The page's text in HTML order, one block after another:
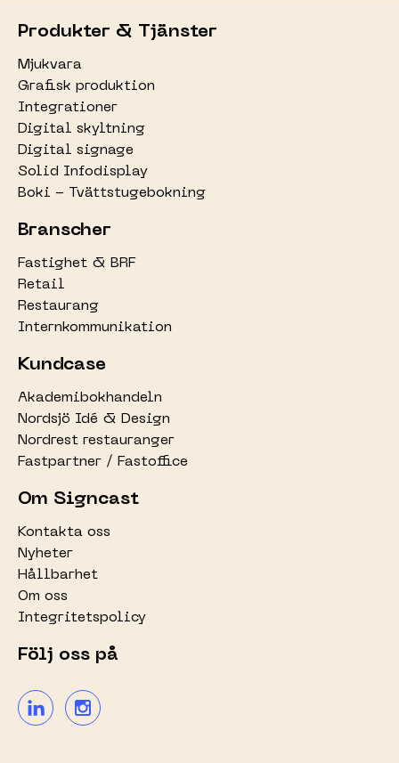
Produkter & Tjänster
Mjukvara
Grafisk produktion
Integrationer
Digital skyltning
Digital signage
Solid Infodisplay
Boki - Tvättstugebokning
Branscher
Fastighet & BRF
Retail
Restaurang
Internkommunikation
Kundcase
Akademibokhandeln
Nordsjö Idé & Design
Nordrest restauranger
Fastpartner / Fastoffice
Om Signcast
Kontakta oss
Nyheter
Hållbarhet
Om oss
Integritetspolicy
Följ oss på